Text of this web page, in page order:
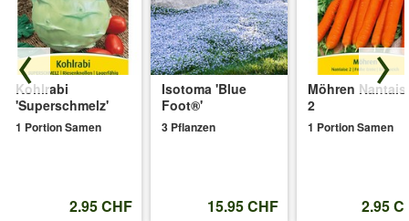
Kohlrabi
'Superschmelz'
1 Portion Samen
2.95 CHF
Isotoma 'Blue
Foot®'
3 Pflanzen
15.95 CHF
Möhren
2
1 Portion Samen
2.95